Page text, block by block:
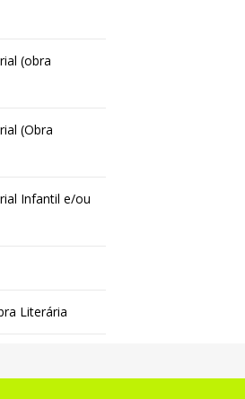
(obra
(Obra
Infantil e/ou
Literária